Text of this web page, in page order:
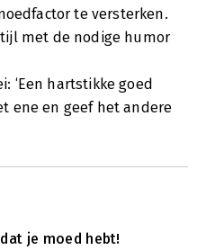
te versterken.
met de nodige humor
‘Een hartstikke goed
ene en geef het andere
je moed hebt!